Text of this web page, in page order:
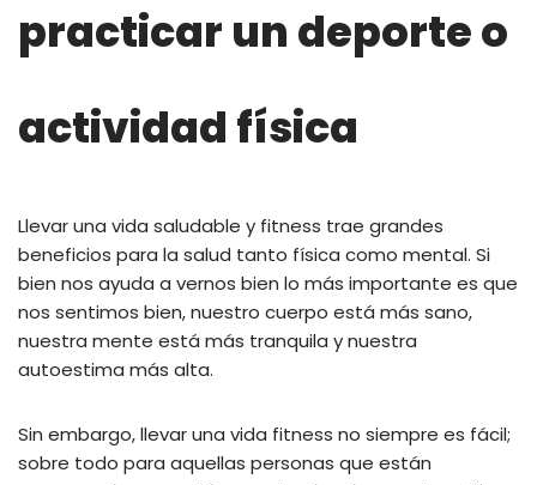
practicar un deporte o
actividad física
Llevar una vida saludable y fitness trae grandes
beneficios para la salud tanto física como mental. Si
bien nos ayuda a vernos bien lo más importante es que
nos sentimos bien, nuestro cuerpo está más sano,
nuestra mente está más tranquila y nuestra
autoestima más alta.
Sin embargo, llevar una vida fitness no siempre es fácil;
sobre todo para aquellas personas que están